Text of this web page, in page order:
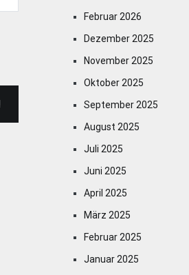
Februar 2026
Dezember 2025
November 2025
Oktober 2025
September 2025
August 2025
Juli 2025
Juni 2025
April 2025
März 2025
Februar 2025
Januar 2025